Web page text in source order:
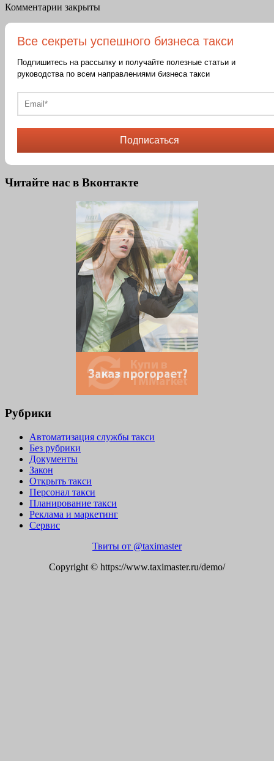
Комментарии закрыты
Все секреты успешного бизнеса такси
Подпишитесь на рассылку и получайте полезные статьи и
руководства по всем направлениями бизнеса такси
Подписаться
Читайте нас в Вконтакте
Рубрики
Автоматизация службы такси
Без рубрики
Документы
Закон
Открыть такси
Персонал такси
Планирование такси
Реклама и маркетинг
Сервис
Твиты от @taximaster
Copyright © https://www.taximaster.ru/demo/